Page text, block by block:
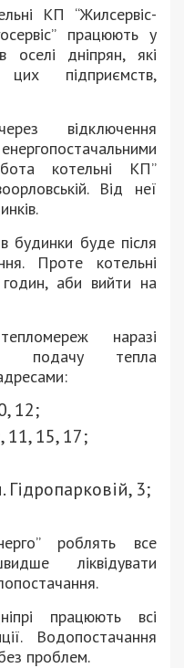
КП “Жилсервіс-
працюють у
дніпрян, які
цих підприємств,
відключення
котельні КП”
Від неї
будинки буде після
Проте котельні
аби вийти на
наразі
подачу тепла
12;
11, 15, 17;
Гідропарковій, 3;
роблять все
ліквідувати
працюють всі
Водопостачання
проблем.